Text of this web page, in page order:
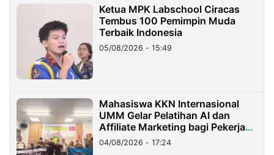
Ketua MPK Labschool Ciracas
Tembus 100 Pemimpin Muda
Terbaik Indonesia
05/08/2026 - 15:49
Mahasiswa KKN Internasional
UMM Gelar Pelatihan AI dan
Affiliate Marketing bagi Pekerja
Migran Indonesia di Taiwan
04/08/2026 - 17:24